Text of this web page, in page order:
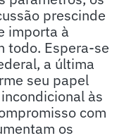
prescinde
importa à
todo. Espera-se
a última
seu papel
às
com
os